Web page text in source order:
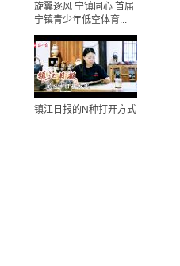
旋翼逐风 宁镇同心 首届
宁镇青少年低空体育...
镇江日报的N种打开方式